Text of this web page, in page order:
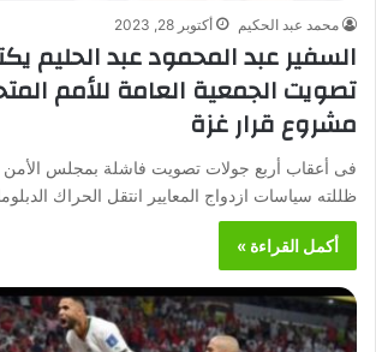
محمد عبد الحكيم أكتوبر 28, 2023
السفير عبد المحمود عبد الحليم
تصويت الجمعية العامة للأمم
مشروع قرار غزة
فى أعقاب أربع جولات تصويت فاشلة بمجلس
ظللته سياسات ازدواج المعايير انتقل الحراك
أكمل القراءة »